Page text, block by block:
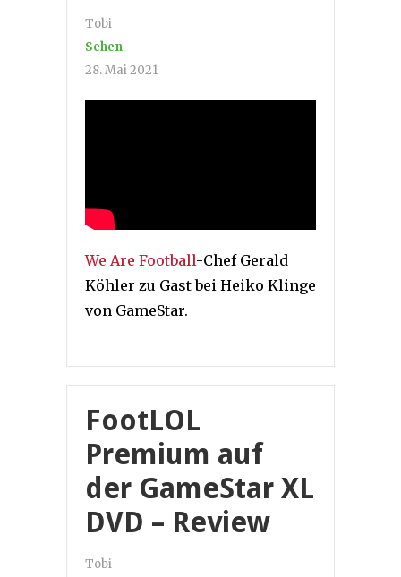
Tobi
Sehen
28. Mai 2021
We Are Football-Chef Gerald
Köhler zu Gast bei Heiko Klinge
von GameStar.
FootLOL
Premium auf
der GameStar XL
DVD – Review
Tobi